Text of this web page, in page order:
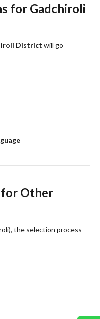
for Gadchiroli
District will go
for Other
the selection process